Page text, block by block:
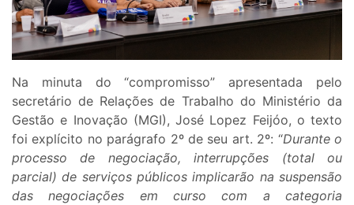
Na minuta do “compromisso” apresentada pelo
secretário de Relações de Trabalho do Ministério da
Gestão e Inovação (MGI), José Lopez Feijóo, o texto
foi explícito no parágrafo 2º de seu art. 2º: “Durante o
processo de negociação, interrupções (total ou
parcial) de serviços públicos implicarão na suspensão
das negociações em curso com a categoria